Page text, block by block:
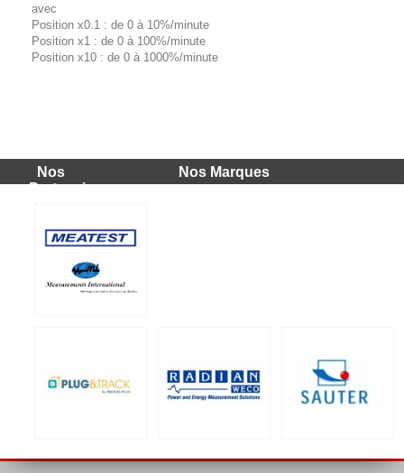
avec
Position x0.1 : de 0 à 10%/minute
Position x1 : de 0 à 100%/minute
Position x10 : de 0 à 1000%/minute
Nos
Partenaires
Nos Marques